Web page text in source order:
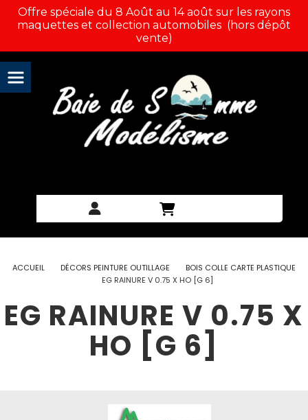
Offre spéciale du 8 Août au 14 août sur les rayons
maquettes et collection automobiles (hors dépôt
vente)
ACCUEIL DÉCORS PEINTURE OUTILLAGE
BOIS COLLE CARTE PLASTIQUE
EG RAINURE V 0.75 X HO [G 6]
EG RAINURE V 0.75 X
HO [G 6]
Panneau de gestion des cookies